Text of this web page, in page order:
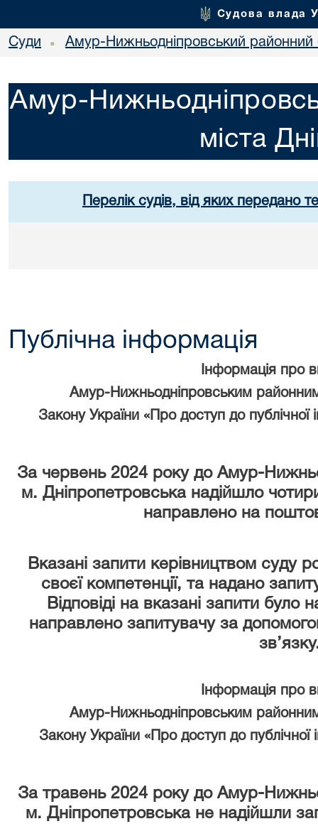
Судова влада
Суди • Амур-Нижньодніпровський районний
Амур-
міста
Перелік судів, від яких передано
Публічна інформація
Інформація про
Амур-Нижньодніпровським
Закону України «Про доступ до публічної
За червень 2024 року до Амур-
м. Дніпропетровська надійшло
направлено на
Вказані запити керівництвом суду
своєї компетенції, та надано
Відповіді на вказані запити
направлено запитувачу за
Інформація про
Амур-Нижньодніпровським
Закону України «Про доступ до публічної
За травень 2024 року до Амур-
м. Дніпропетровська не надійшли